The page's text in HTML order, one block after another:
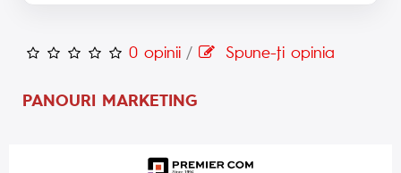
0 opinii / Spune-ţi opinia
PANOURI MARKETING